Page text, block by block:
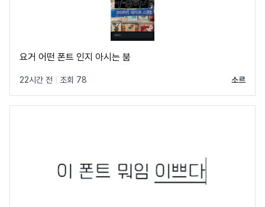
요거 어떤 폰트 인지 아시는 붐
22시간 전 조회 78 소르